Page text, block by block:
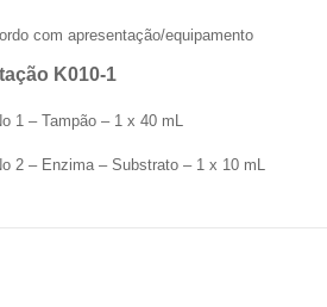
com apresentação/equipamento
K010-1
1 – Tampão – 1 x 40 mL
2 – Enzima – Substrato – 1 x 10 mL